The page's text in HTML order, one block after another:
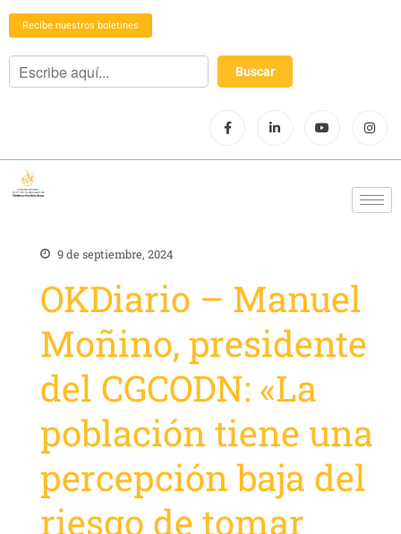
Recibe nuestros boletines
9 de septiembre, 2024
OKDiario – Manuel
Moñino, presidente
del CGCODN: «La
población tiene una
percepción baja del
riesgo de tomar